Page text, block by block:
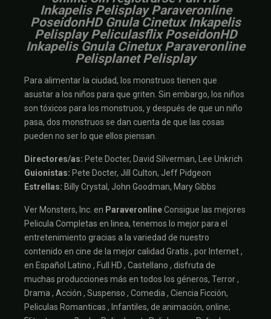
Inkapelis Pelisplay Paraveronline
PoseidonHD Gnula Cinetux Inkapelis
Pelisplay Peliculasflix PoseidonHD
Inkapelis Gnula Cinetux Paraveronline
Pelisplanet Pelisplay
Para alimentar la ciudad, los monstruos tienen que
asustar a los niños para que griten. Sin embargo, los niños
son tóxicos para los monstruos, y después de que un niño
pasa, dos monstruos se dan cuenta de que las cosas
pueden no ser lo que ellos piensan.
Directores/as: Pete Docter, David Silverman, Lee Unkrich
Guionistas: Pete Docter, Jill Culton, Jeff Pidgeon
Estrellas: Billy Crystal, John Goodman, Mary Gibbs
Ver Monsters, Inc. en ParaveronlineConsigue las mejores
Pelicula Completas en linea, tenemos lo mejor para el
entretenimiento gracias a la variedad de nuestro
contenido en cine de la mejor calidad Gratis , por Internet ,
en Español Latino , Full HD , Castellano , disfruta de
muchas producciones más en todos los géneros, Terror ,
Drama , Acción , Suspenso , Comedia , Ciencia Ficción,
Peliculas Romanticas , Infantiles, de animación, online;